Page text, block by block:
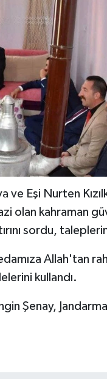
ve Eşi Nurten
olan kahraman
sordu,
Allah'tan
kullandı.
Şenay,